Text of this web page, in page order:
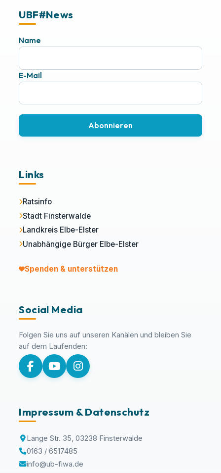
UBF#News
Name
E-Mail
Abonnieren
Links
Ratsinfo
Stadt Finsterwalde
Landkreis Elbe-Elster
Unabhängige Bürger Elbe-Elster
Spenden & unterstützen
Social Media
Folgen Sie uns auf unseren Kanälen und bleiben Sie
auf dem Laufenden:
Impressum & Datenschutz
Lange Str. 35, 03238 Finsterwalde
0163 / 6517485
info@ub-fiwa.de